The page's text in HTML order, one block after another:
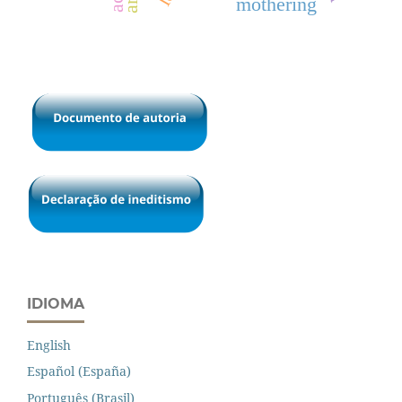
IDIOMA
English
Español (España)
Português (Brasil)